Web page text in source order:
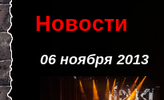
Новости
06 ноября 2013